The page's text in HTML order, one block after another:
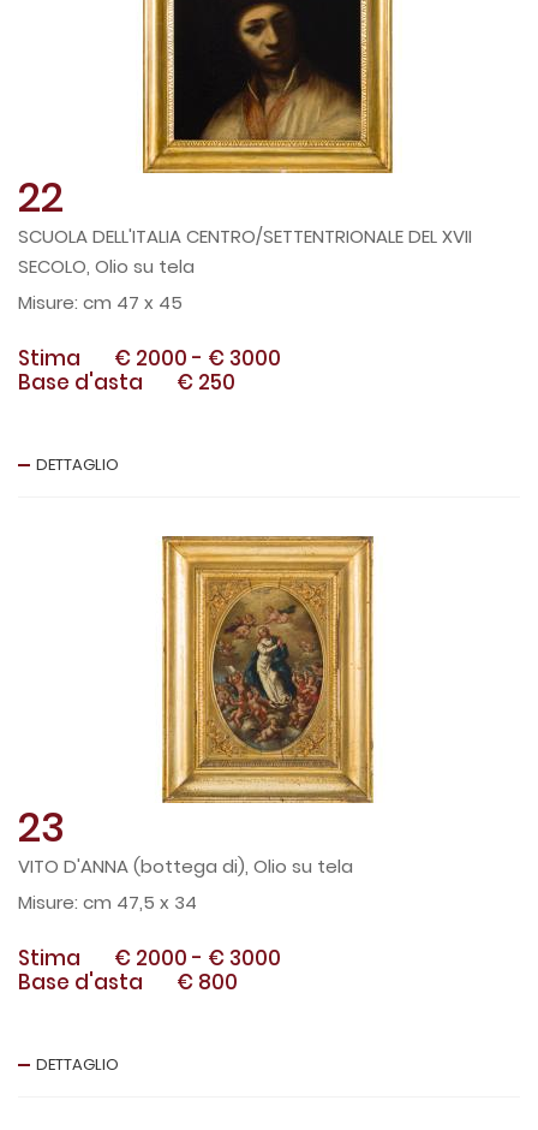
22
SCUOLA DELL'ITALIA CENTRO/SETTENTRIONALE DEL XVII
SECOLO, Olio su tela
cm 47 x 45
Stima € 2000 - € 3000
Base d'asta
€ 250
DETTAGLIO
23
VITO D'ANNA (bottega di), Olio su tela
cm 47,5 x 34
Stima € 2000 - € 3000
Base d'asta
€ 800
DETTAGLIO